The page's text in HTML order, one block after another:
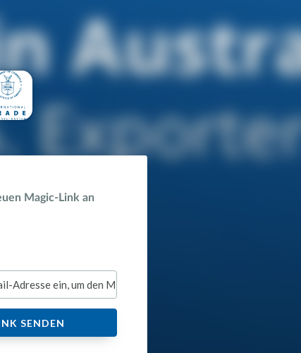
Magic-Link an
SENDEN